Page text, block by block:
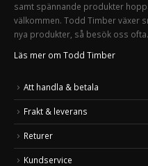
samt spännande produkter
välkommen. Todd Timber växer
nya produkter, så besök oss ofta.
Läs mer om Todd Timber
Att handla & betala
Frakt & leverans
Returer
Kundservice